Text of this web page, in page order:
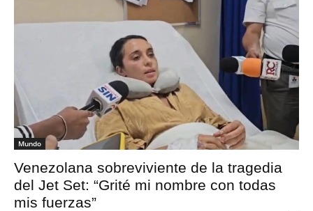
Mundo
Venezolana sobreviviente de la tragedia
del Jet Set: “Grité mi nombre con todas
mis fuerzas”